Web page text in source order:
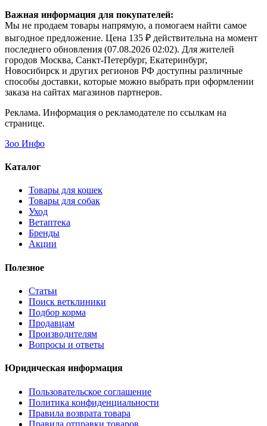
Важная информация для покупателей:
Мы не продаем товары напрямую, а помогаем найти самое
выгодное предложение. Цена 135 ₽ действительна на момент
последнего обновления (07.08.2026 02:02). Для жителей
городов Москва, Санкт-Петербург, Екатеринбург,
Новосибирск и других регионов РФ доступны различные
способы доставки, которые можно выбрать при оформлении
заказа на сайтах магазинов партнеров.
Реклама. Информация о рекламодателе по ссылкам на
странице.
Зоо Инфо
Каталог
Товары для кошек
Товары для собак
Уход
Ветаптека
Бренды
Акции
Полезное
Статьи
Поиск ветклиники
Подбор корма
Продавцам
Производителям
Вопросы и ответы
Юридическая информация
Пользовательское соглашение
Политика конфиденциальности
Правила возврата товара
Правила отправки товаров